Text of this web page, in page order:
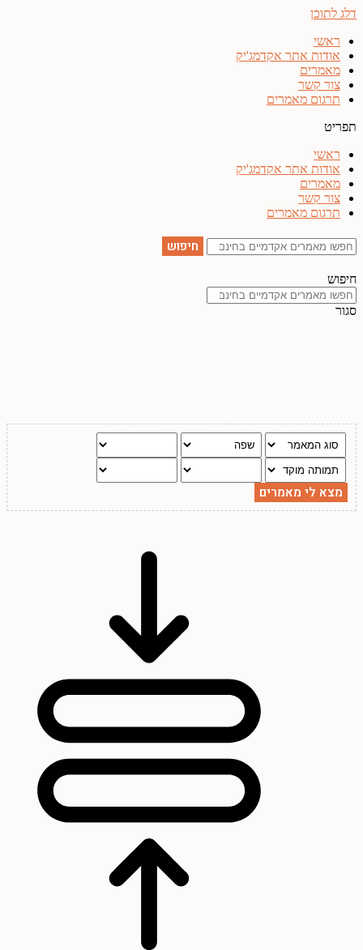
דלג לתוכן
ראשי
אודות אתר אקדמג'יק
מאמרים
צור קשר
תרגום מאמרים
תפריט
ראשי
אודות אתר אקדמג'יק
מאמרים
צור קשר
תרגום מאמרים
חיפוש
חיפוש
סגור